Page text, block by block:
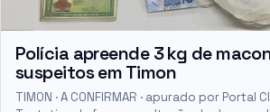
Polícia apreende 3 kg de
suspeitos em Timon
TIMON · A CONFIRMAR · apurado por Portal